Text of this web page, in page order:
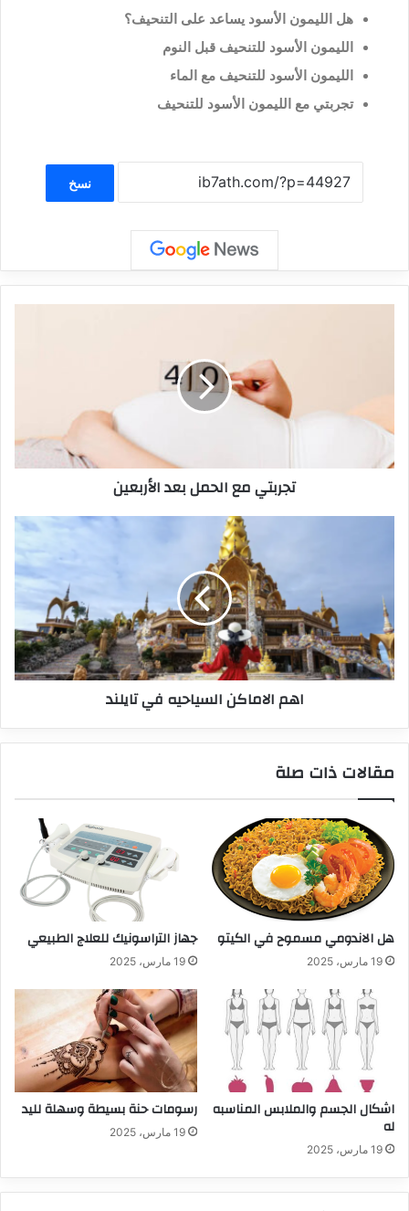
هل الليمون الأسود يساعد على التنحيف؟
الليمون الأسود للتنحيف قبل النوم
الليمون الأسود للتنحيف مع الماء
تجربتي مع الليمون الأسود للتنحيف
نسخ
تجربتي مع الحمل بعد الأربعين
اهم الاماكن السياحيه في تايلند
مقالات ذات صلة
هل الاندومي مسموح في الكيتو
19 مارس، 2025
جهاز التراسونيك للعلاج الطبيعي
19 مارس، 2025
اشكال الجسم والملابس المناسبه
له
19 مارس، 2025
رسومات حنة بسيطة وسهلة لليد
19 مارس، 2025